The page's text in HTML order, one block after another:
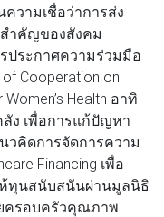
วามเชื่อว่าการส่ง
ำคัญของสังคม
ประกาศความร่วมมือ
Cooperation on
Health อาทิ
ง เพื่อการแก้ปัญหา
วคิดการจัดการความ
Financing เพื่อ
ทุนสนับสนันผ่านมูลนิธิ
ครอบครัวคุณภาพ